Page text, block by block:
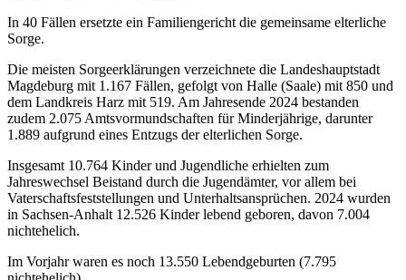
In 40 Fällen ersetzte ein Familiengericht die gemeinsame elterliche
Sorge.
Die meisten Sorgeerklärungen verzeichnete die Landeshauptstadt
Magdeburg mit 1.167 Fällen, gefolgt von Halle (Saale) mit 850 und
dem Landkreis Harz mit 519. Am Jahresende 2024 bestanden
zudem 2.075 Amtsvormundschaften für Minderjährige, darunter
1.889 aufgrund eines Entzugs der elterlichen Sorge.
Insgesamt 10.764 Kinder und Jugendliche erhielten zum
Jahreswechsel Beistand durch die Jugendämter, vor allem bei
Vaterschaftsfeststellungen und Unterhaltsansprüchen. 2024 wurden
in Sachsen-Anhalt 12.526 Kinder lebend geboren, davon 7.004
nichtehelich.
Im Vorjahr waren es noch 13.550 Lebendgeburten (7.795